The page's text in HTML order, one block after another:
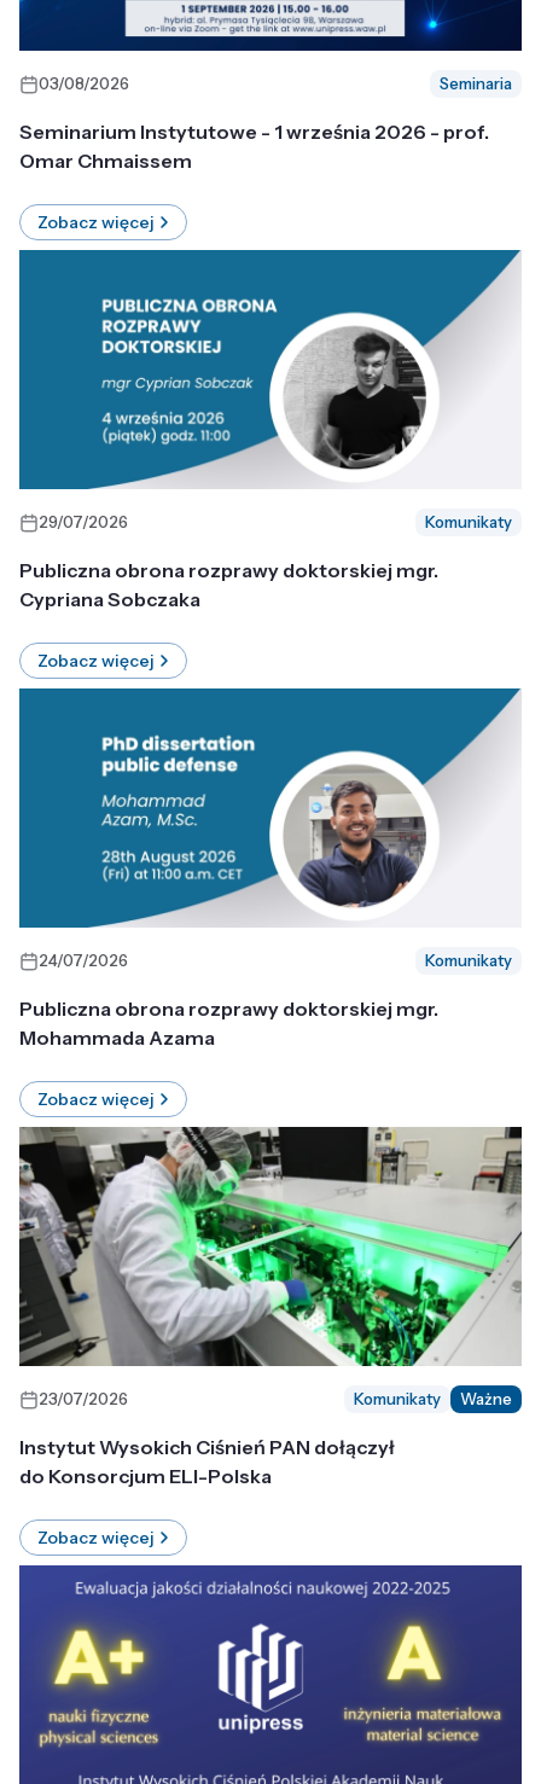
03/08/2026 Seminaria
Seminarium Instytutowe - 1 września 2026 - prof.
Omar Chmaissem
Zobacz więcej
29/07/2026 Komunikaty
Publiczna obrona rozprawy doktorskiej mgr.
Cypriana Sobczaka
Zobacz więcej
24/07/2026 Komunikaty
Publiczna obrona rozprawy doktorskiej mgr.
Mohammada Azama
Zobacz więcej
23/07/2026 Komunikaty Ważne
Instytut Wysokich Ciśnień PAN dołączył
do Konsorcjum ELI-Polska
Zobacz więcej